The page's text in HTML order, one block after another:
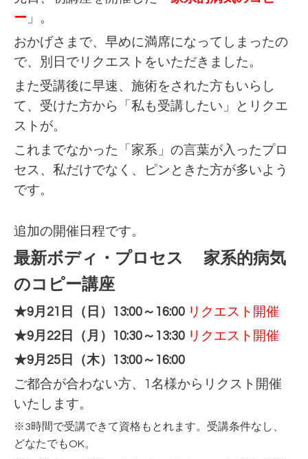
ー 」。
おかげさまで、早めに満席になってしまったの
で、別日でリクエストをいただきました。
また受講後に早速、施術をされた方もいらし
て、受けた方から「私も受講したい」とリクエ
ストが。
これまでなかった「家系」の言葉が入ったプロ
セス、私だけでなく、ピンときた方が多いよう
です。
追加の開催日程です。
最新ボディ・プロセス 家系的病気
のコピー講座
★9月21日（日）13:00～16:00 リクエスト開催
★9月22日（月）10:30～13:30 リクエスト開催
★9月25日（木）13:00～16:00
ご都合が合わない方、1名様からリクスト開催
いたします。
※3時間で受講できて資格もとれます。受講条件なし、
どなたでもOK。